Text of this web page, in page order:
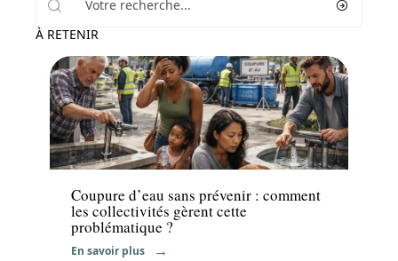
À RETENIR
News
Coupure d’eau sans prévenir : comment
les collectivités gèrent cette
problématique ?
En savoir plus